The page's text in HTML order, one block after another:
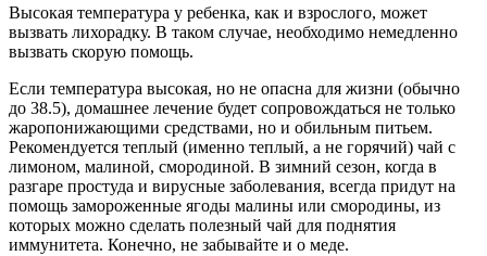
Высокая температура у ребенка, как и взрослого, может
вызвать лихорадку. В таком случае, необходимо немедленно
вызвать скорую помощь.
Если температура высокая, но не опасна для жизни (обычно
до 38.5), домашнее лечение будет сопровождаться не только
жаропонижающими средствами, но и обильным питьем.
Рекомендуется теплый (именно теплый, а не горячий) чай с
лимоном, малиной, смородиной. В зимний сезон, когда в
разгаре простуда и вирусные заболевания, всегда придут на
помощь замороженные ягоды малины или смородины, из
которых можно сделать полезный чай для поднятия
иммунитета. Конечно, не забывайте и о меде.